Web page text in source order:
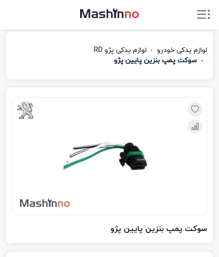
لوازم یدکی خودرو
لوازم یدکی پژو RD
سوکت پمپ بنزین پایین پژو
سوکت پمپ بنزین پایین پژو